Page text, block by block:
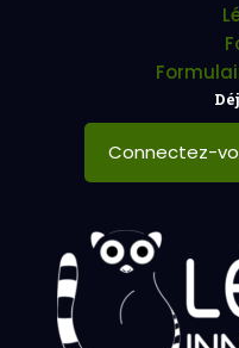
Connectez-